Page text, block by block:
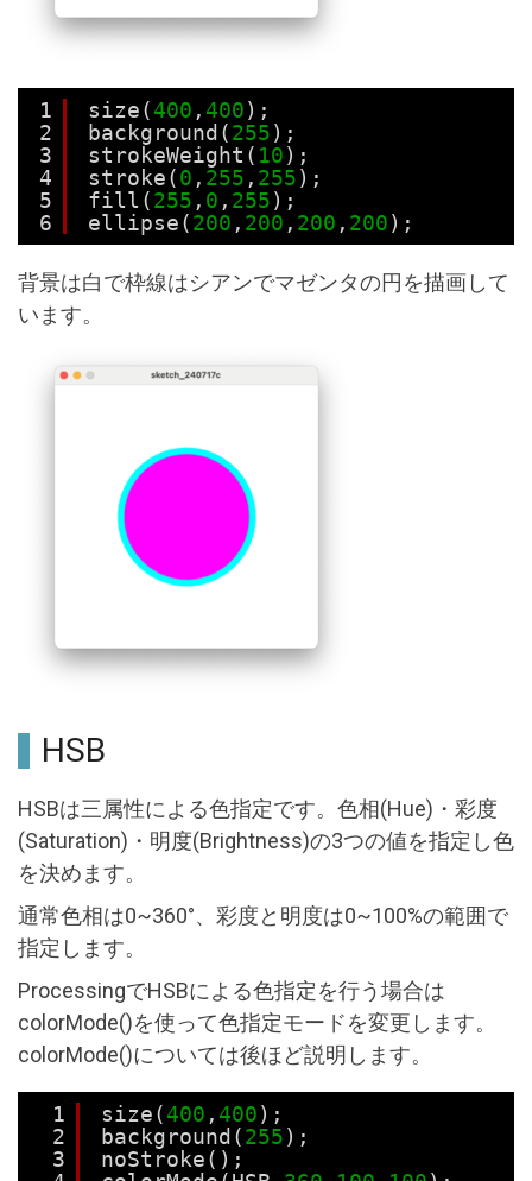
1
2
3
4
5
6
size(400 , 400);
background(255);
strokeWeight( 10);
stroke(0 , 255 , 255);
fill(255 , 0 , 255);
ellipse(200 , 200 , 200 , 200);
背景は白で枠線はシアンでマゼンタの円を描画して
います。
HSB
HSBは三属性による色指定です。色相(Hue)・彩度
(Saturation)・明度(Brightness)の3つの値を指定し色
を決めます。
通常色相は0~360°、彩度と明度は0~100%の範囲で
指定します。
ProcessingでHSBによる色指定を行う場合は
colorMode()を使って色指定モードを変更します。
colorMode()については後ほど説明します。
1
2
3
size(400 , 400);
background(255);
noStroke();